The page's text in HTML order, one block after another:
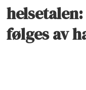
følges av